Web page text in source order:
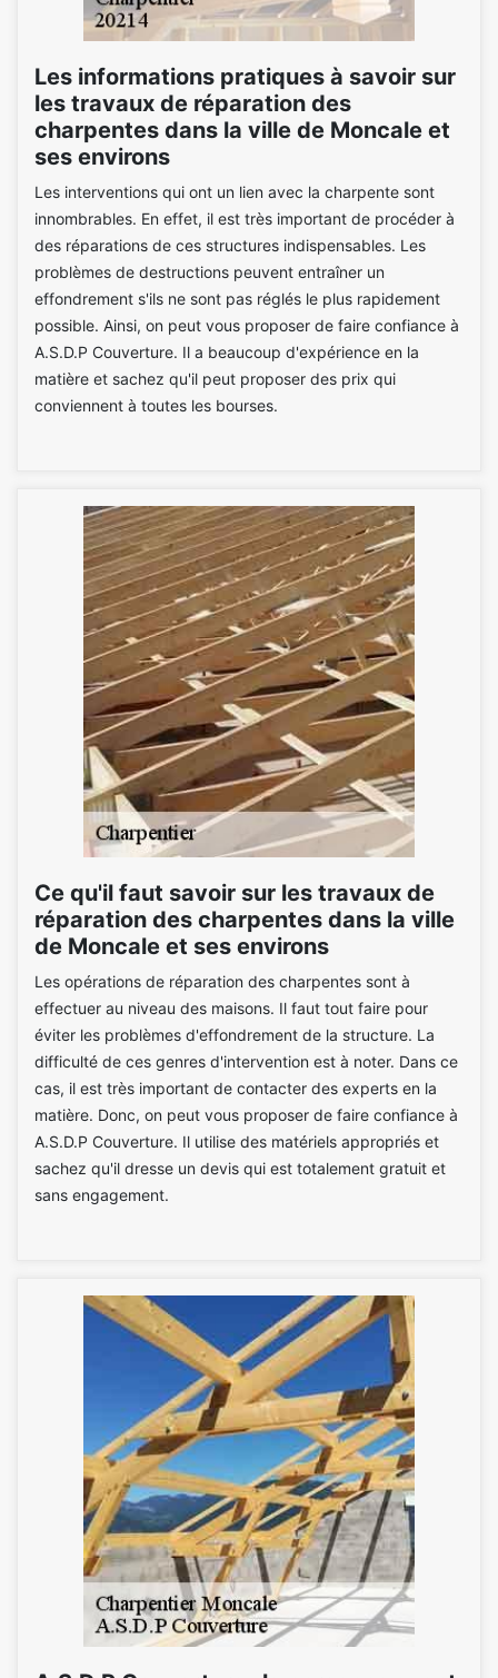
Les informations pratiques à savoir sur
les travaux de réparation des
charpentes dans la ville de Moncale et
ses environs
Les interventions qui ont un lien avec la charpente sont
innombrables. En effet, il est très important de procéder à
des réparations de ces structures indispensables. Les
problèmes de destructions peuvent entraîner un
effondrement s'ils ne sont pas réglés le plus rapidement
possible. Ainsi, on peut vous proposer de faire confiance à
A.S.D.P Couverture. Il a beaucoup d'expérience en la
matière et sachez qu'il peut proposer des prix qui
conviennent à toutes les bourses.
Ce qu'il faut savoir sur les travaux de
réparation des charpentes dans la ville
de Moncale et ses environs
Les opérations de réparation des charpentes sont à
effectuer au niveau des maisons. Il faut tout faire pour
éviter les problèmes d'effondrement de la structure. La
difficulté de ces genres d'intervention est à noter. Dans ce
cas, il est très important de contacter des experts en la
matière. Donc, on peut vous proposer de faire confiance à
A.S.D.P Couverture. Il utilise des matériels appropriés et
sachez qu'il dresse un devis qui est totalement gratuit et
sans engagement.